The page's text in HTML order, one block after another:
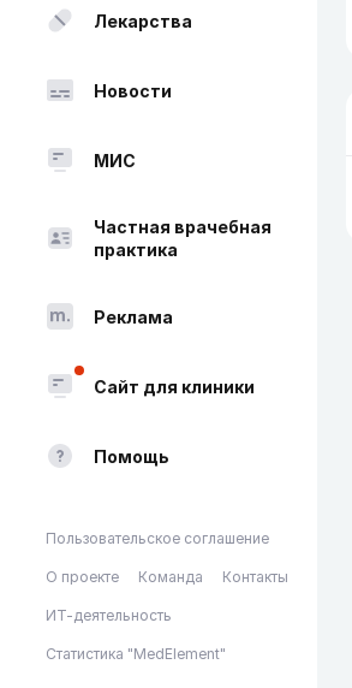
Лекарства
Новости
МИС
Частная врачебная
практика
Реклама
Сайт для клиники
Помощь
Пользовательское соглашение
О проекте Команда Контакты
ИТ-деятельность
Статистика "MedElement"